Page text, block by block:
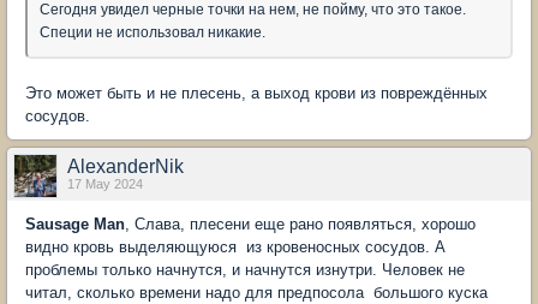
Сегодня увидел черные точки на нем, не пойму, что это такое.
Специи не использовал никакие.
Это может быть и не плесень, а выход крови из повреждённых
сосудов.
AlexanderNik
17 May 2024
Sausage Man , Слава, плесени еще рано появляться, хорошо
видно кровь выделяющуюся из кровеносных сосудов. А
проблемы только начнутся, и начнутся изнутри. Человек не
читал, сколько времени надо для предпосола большого куска